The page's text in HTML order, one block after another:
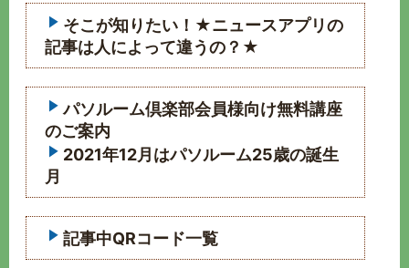
そこが知りたい！★ニュースアプリの
記事は人によって違うの？★
パソルーム倶楽部会員様向け無料講座
のご案内
2021年12月はパソルーム25歳の誕生
月
記事中QRコード一覧